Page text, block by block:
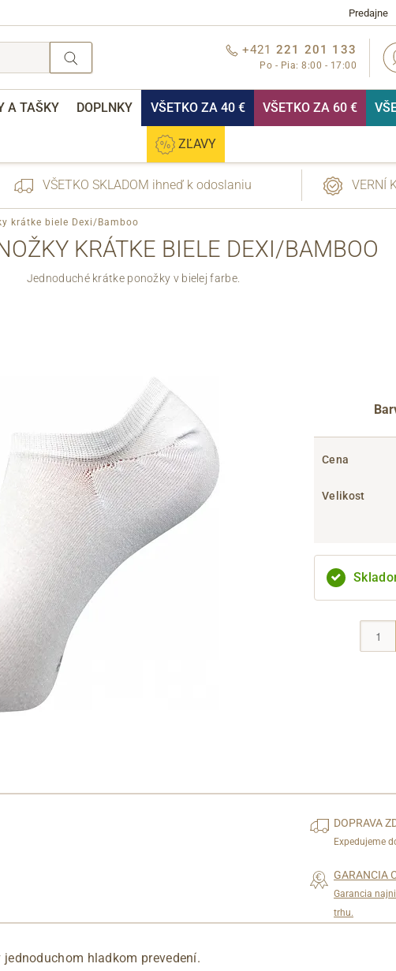
Predajne
+421 221 201 133
Po - Pia: 8:00 - 17:00
A TAŠKY DOPLNKY VŠETKO ZA 40 € VŠETKO ZA 60 €
ZĽAVY
Cez Google
VŠETKO SKLADOM ihneď k odoslaniu VERNÍ
krátke biele Dexi/Bamboo
KRÁTKE BIELE DEXI/BAMBOO
Jednoduché krátke ponožky v bielej farbe.
Cena
Velikost
DOPRAVA
Expedujeme
GARANCIA
Garancia
trhu.
hladkom prevedení.